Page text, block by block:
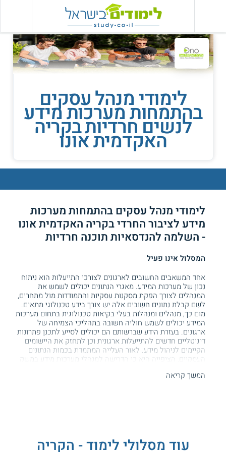
לימודי מנהל עסקים
בהתמחות מערכות מידע
לנשים חרדיות בקריה
האקדמית אונו
לימודי מנהל עסקים בהתמחות מערכות
מידע לציבור החרדי בקריה האקדמית אונו
- השלמה להנדסאיות תוכנה חרדיות
המסלול אינו פעיל
אחד המשאבים החשובים לארגונים לצורכי התייעלות הוא ניתוח
נכון של מערכות המידע. מאגרי הנתונים יכולים לשמש את
המנהלים לצורך הפקת מסקנות עסקיות והתמודדות מול מתחרים,
לשם קבלת נתונים חשובים אלה יש צורך בידע טכנולוגי מתאים.
מום כך, מנהלים ומנהלות בעלי בקיאות טכנולוגית בתחום מערכות
המידע יכולים לשמש חוליה חשובה בתהליכי הצמיחה של
ארגונים. בעזרת הידע שברשותם הם יכולים לסייע לתכנן פתרונות
דיגיטליים חדשים להתייעלות ארגונית וכן לתחזק את היישומים
הקיימים לניהול מידע. לאור העלייה המתמדת בכמות הנתונים
העסקיים, הציפייה היא כי הדרישה למנהלי מערכות מידע במשק
הקריירה. בשוק העבודה של היום תואר אקדמי יכול לפתוח דלתות
המשך קריאה
עוד מסלולי לימוד - הקריה